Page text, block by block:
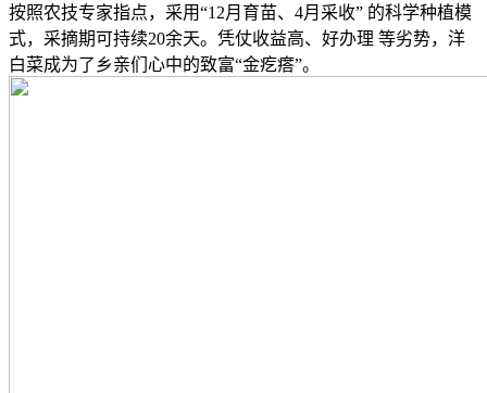
按照农技专家指点，采用“12月育苗、4月采收” 的科学种植模
式，采摘期可持续20余天。凭仗收益高、好办理 等劣势，洋
白菜成为了乡亲们心中的致富“金疙瘩”。